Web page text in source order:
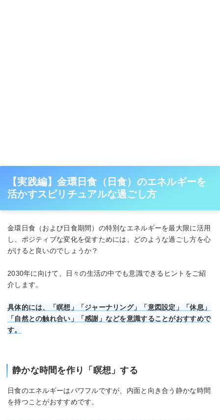
【実践編】金環日食（日食）のエネルギーを
活かすスピリチュアルな過ごし方
金環日食（および日食期間）の特別なエネルギーを最大限に活用
し、ポジティブな変化を促すためには、どのような過ごし方を心
がけると良いのでしょうか？
2030年に向けて、日々の生活の中でも意識できるヒントをご紹
介します。
具体的には、「瞑想」「ジャーナリング」「意図設定」「休息」
「自然との触れ合い」「感謝」などを意識することがおすすめで
す。
静かな時間を作り「瞑想」する
日食のエネルギーはパワフルですが、内面と向き合う静かな時間
を持つことがおすすめです。